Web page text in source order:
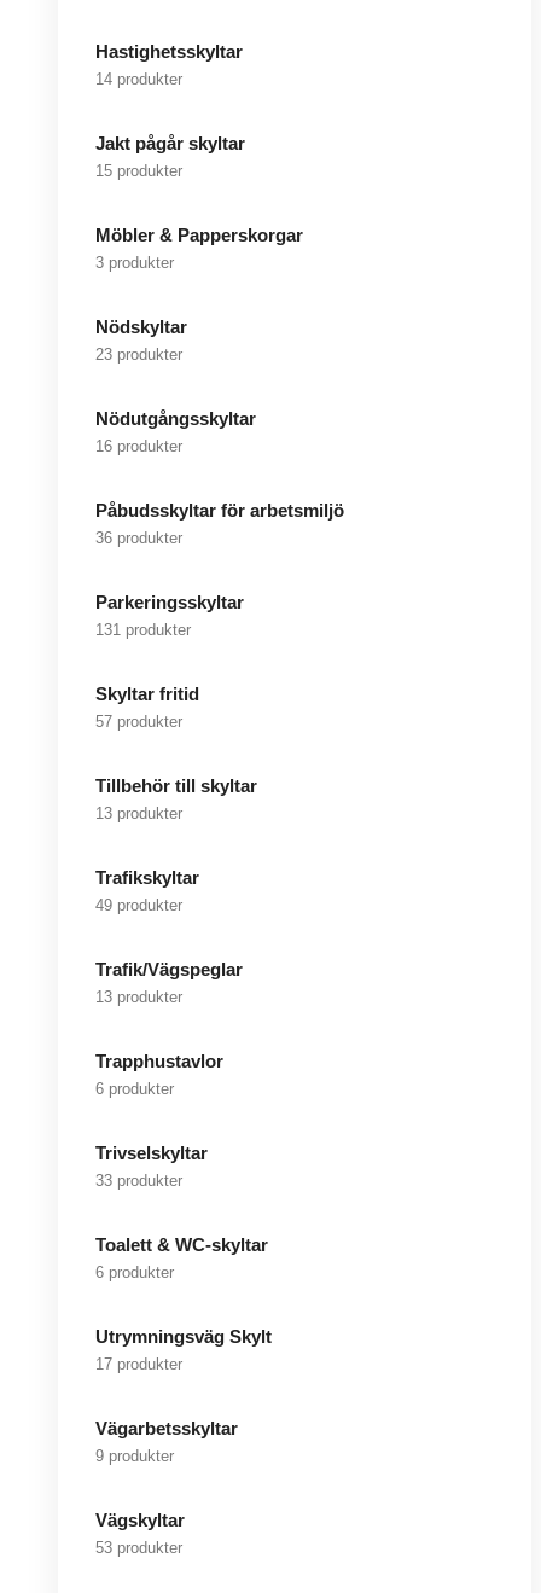
Hastighetsskyltar
14 produkter
Jakt pågår skyltar
15 produkter
Möbler & Papperskorgar
3 produkter
Nödskyltar
23 produkter
Nödutgångsskyltar
16 produkter
Påbudsskyltar för arbetsmiljö
36 produkter
Parkeringsskyltar
131 produkter
Skyltar fritid
57 produkter
Tillbehör till skyltar
13 produkter
Trafikskyltar
49 produkter
Trafik/Vägspeglar
13 produkter
Trapphustavlor
6 produkter
Trivselskyltar
33 produkter
Toalett & WC-skyltar
6 produkter
Utrymningsväg Skylt
17 produkter
Vägarbetsskyltar
9 produkter
Vägskyltar
53 produkter